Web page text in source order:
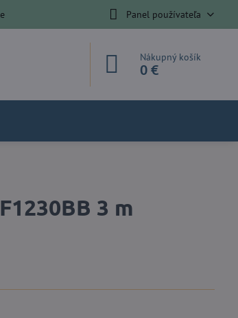
Panel používateľa
Nákupný košík
0 €
3 m